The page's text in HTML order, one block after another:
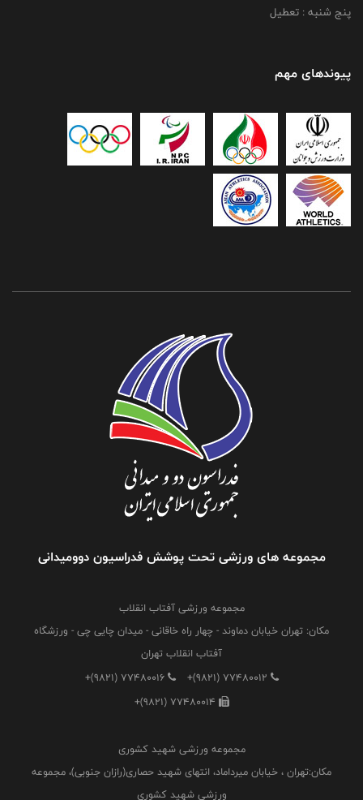
پنج شنبه : تعطیل
پیوندهای مهم
مجموعه های ورزشی تحت پوشش فدراسیون دوومیدانی
مجموعه ورزشی آفتاب انقلاب
مکان: تهران خیابان دماوند - چهار راه خاقانی - میدان چایی چی - ورزشگاه
آفتاب انقلاب تهران
+(9821) 77480012
+(9821) 77480016
+(9821) 77480014
مجموعه ورزشی شهید کشوری
مکان:تهران ، خیابان میرداماد، انتهای شهید حصاری(رازان جنوبی)، مجموعه
ورزشی شهید کشوری